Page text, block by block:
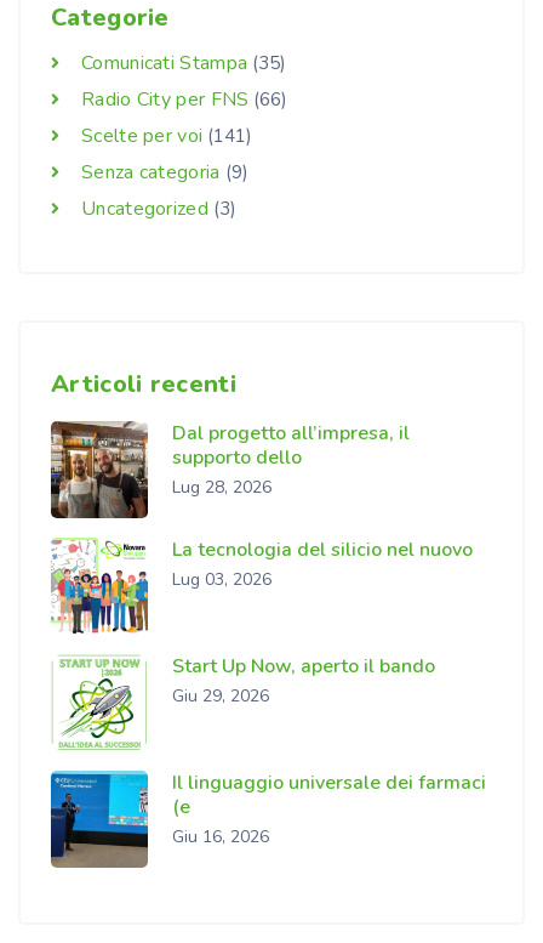
Categorie
Comunicati Stampa (35)
Radio City per FNS (66)
Scelte per voi (141)
Senza categoria (9)
Uncategorized (3)
Articoli recenti
Dal progetto all’impresa, il
supporto dello
Lug 28, 2026
La tecnologia del silicio nel nuovo
Lug 03, 2026
Start Up Now, aperto il bando
Giu 29, 2026
Il linguaggio universale dei farmaci
(e
Giu 16, 2026